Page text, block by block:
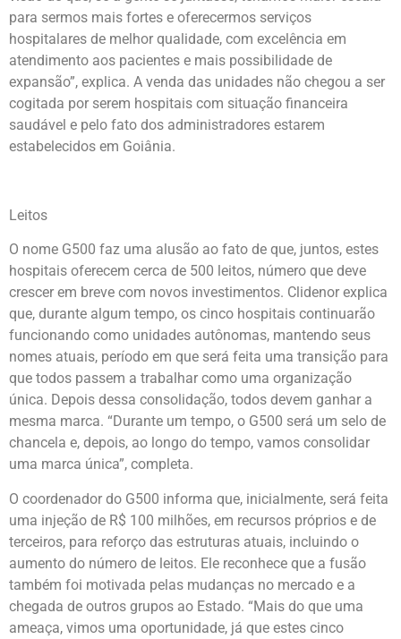
para sermos mais fortes e oferecermos serviços
hospitalares de melhor qualidade, com excelência em
atendimento aos pacientes e mais possibilidade de
expansão”, explica. A venda das unidades não chegou a ser
cogitada por serem hospitais com situação financeira
saudável e pelo fato dos administradores estarem
estabelecidos em Goiânia.
Leitos
O nome G500 faz uma alusão ao fato de que, juntos, estes
hospitais oferecem cerca de 500 leitos, número que deve
crescer em breve com novos investimentos. Clidenor explica
que, durante algum tempo, os cinco hospitais continuarão
funcionando como unidades autônomas, mantendo seus
nomes atuais, período em que será feita uma transição para
que todos passem a trabalhar como uma organização
única. Depois dessa consolidação, todos devem ganhar a
mesma marca. “Durante um tempo, o G500 será um selo de
chancela e, depois, ao longo do tempo, vamos consolidar
uma marca única”, completa.
O coordenador do G500 informa que, inicialmente, será feita
uma injeção de R$ 100 milhões, em recursos próprios e de
terceiros, para reforço das estruturas atuais, incluindo o
aumento do número de leitos. Ele reconhece que a fusão
também foi motivada pelas mudanças no mercado e a
chegada de outros grupos ao Estado. “Mais do que uma
ameaça, vimos uma oportunidade, já que estes cinco